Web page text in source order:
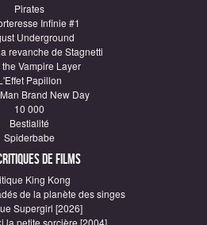
Pirates
Infinie #1
Underground
revanche de Stagnetti
the Vampire Layer
Papillon
Brand New Day
10 000
Bestialité
Spiderbabe
de Films
King Kong
de la planète des singes
Supergirl [2026]
la petite sorcière [2004]